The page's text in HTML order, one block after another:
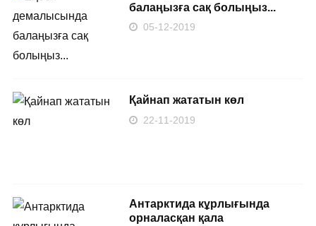
балаңызға сақ болыңыз...
05-12-2019
Қайнап жататын көл
22-11-2019
Антарктида кұрлығында
орналасқан қала